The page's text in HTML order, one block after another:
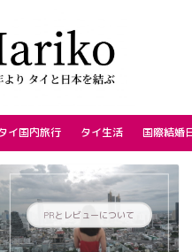
イ国内旅行 タイ生活 国際結婚
PRとレビューについて